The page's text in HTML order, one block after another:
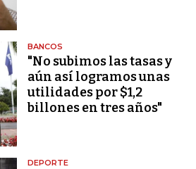
BANCOS
"No subimos las tasas y
aún así logramos unas
utilidades por $1,2
billones en tres años"
DEPORTE